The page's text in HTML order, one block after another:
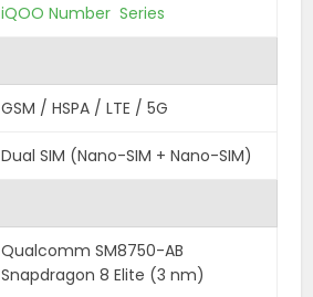
iQOO Number Series
GSM / HSPA / LTE / 5G
Dual SIM (Nano-SIM + Nano-SIM)
Qualcomm SM8750-AB
Snapdragon 8 Elite (3 nm)